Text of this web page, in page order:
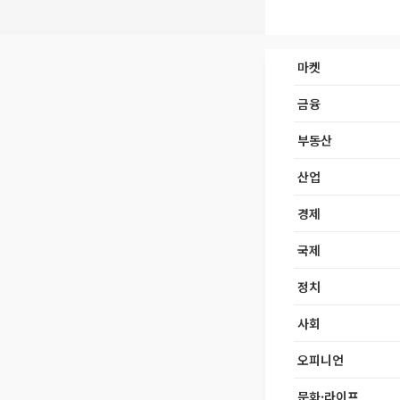
마켓
금융
부동산
산업
경제
국제
정치
사회
오피니언
문화·라이프